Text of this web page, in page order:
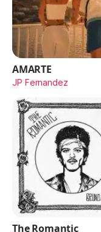
AMARTE
JP Fernandez
The Romantic